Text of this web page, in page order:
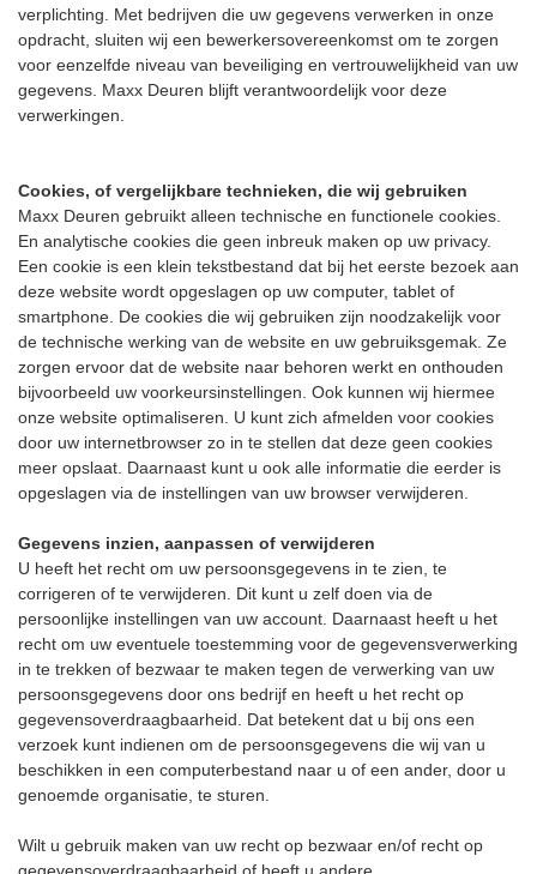
verplichting. Met bedrijven die uw gegevens verwerken in onze
opdracht, sluiten wij een bewerkersovereenkomst om te zorgen
voor eenzelfde niveau van beveiliging en vertrouwelijkheid van uw
gegevens. Maxx Deuren blijft verantwoordelijk voor deze
verwerkingen.
Cookies, of vergelijkbare technieken, die wij gebruiken
Maxx Deuren gebruikt alleen technische en functionele cookies.
En analytische cookies die geen inbreuk maken op uw privacy.
Een cookie is een klein tekstbestand dat bij het eerste bezoek aan
deze website wordt opgeslagen op uw computer, tablet of
smartphone. De cookies die wij gebruiken zijn noodzakelijk voor
de technische werking van de website en uw gebruiksgemak. Ze
zorgen ervoor dat de website naar behoren werkt en onthouden
bijvoorbeeld uw voorkeursinstellingen. Ook kunnen wij hiermee
onze website optimaliseren. U kunt zich afmelden voor cookies
door uw internetbrowser zo in te stellen dat deze geen cookies
meer opslaat. Daarnaast kunt u ook alle informatie die eerder is
opgeslagen via de instellingen van uw browser verwijderen.
Gegevens inzien, aanpassen of verwijderen
U heeft het recht om uw persoonsgegevens in te zien, te
corrigeren of te verwijderen. Dit kunt u zelf doen via de
persoonlijke instellingen van uw account. Daarnaast heeft u het
recht om uw eventuele toestemming voor de gegevensverwerking
in te trekken of bezwaar te maken tegen de verwerking van uw
persoonsgegevens door ons bedrijf en heeft u het recht op
gegevensoverdraagbaarheid. Dat betekent dat u bij ons een
verzoek kunt indienen om de persoonsgegevens die wij van u
beschikken in een computerbestand naar u of een ander, door u
genoemde organisatie, te sturen.
Wilt u gebruik maken van uw recht op bezwaar en/of recht op
gegevensoverdraagbaarheid of heeft u andere